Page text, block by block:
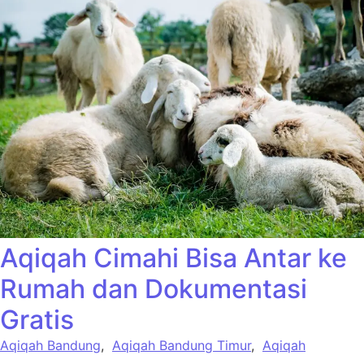
Aqiqah Cimahi Bisa Antar ke
Rumah dan Dokumentasi
Gratis
Aqiqah Bandung, Aqiqah Bandung Timur, Aqiqah